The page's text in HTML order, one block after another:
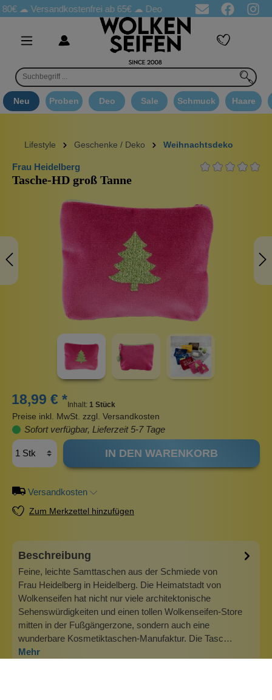
Versandkostenfrei ab 65€ ☁ Deo Proben in jeder Bestellung
Neu Proben Deo Sale Schmuck Haare
Lifestyle Geschenke / Deko Weihnachtsdeko
Frau Heidelberg
Tasche-HD groß Tanne
18,99 € * Inhalt: 1 Stück
Preise inkl. MwSt. zzgl. Versandkosten
Sofort verfügbar, Lieferzeit 5-7 Tage
IN DEN WARENKORB
Versandkosten
Zum Merkzettel hinzufügen
Beschreibung
Feine, leichte Samttaschen aus der Schmiede von
Frau Heidelberg in Heidelberg. Die Heimatstadt von
Wolkenseifen hat nicht nur viele architektonische
Sehenswürdigkeiten und einen tollen Wolkenseifen-Store
mitten in der Fußgängerzone, sondern auch eine
wunderbare Kosmetiktaschen-Manufaktur. Die Tasc…
Mehr